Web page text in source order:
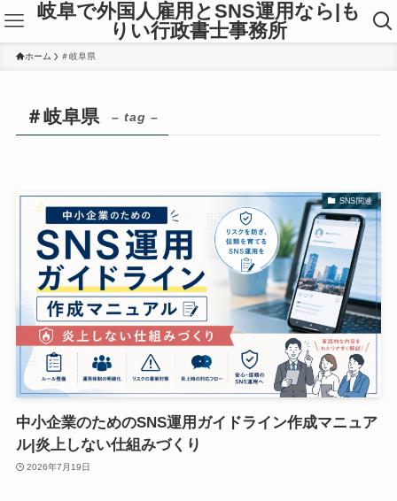
岐阜で外国人雇用とSNS運用なら|も
りい行政書士事務所
ホーム ＃岐阜県
＃岐阜県 – tag –
SNS関連
中小企業のためのSNS運用ガイドライン作成マニュア
ル|炎上しない仕組みづくり
2026年7月19日